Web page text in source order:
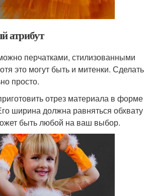
атрибут
перчатками, стилизованными
это могут быть и митенки. Сделать
просто.
отрез материала в форме
ширина должна равняться обхвату
быть любой на ваш выбор.